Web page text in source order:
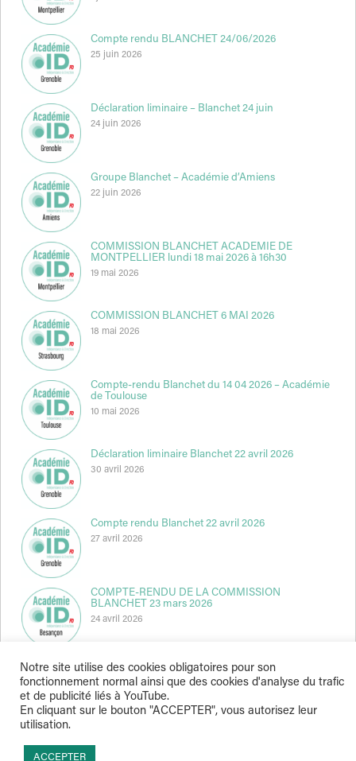
Compte rendu BLANCHET 24/06/2026
25 juin 2026
Déclaration liminaire – Blanchet 24 juin
24 juin 2026
Groupe Blanchet – Académie d’Amiens
22 juin 2026
COMMISSION BLANCHET ACADEMIE DE
MONTPELLIER lundi 18 mai 2026 à 16h30
19 mai 2026
COMMISSION BLANCHET 6 MAI 2026
18 mai 2026
Compte-rendu Blanchet du 14 04 2026 – Académie
de Toulouse
10 mai 2026
Déclaration liminaire Blanchet 22 avril 2026
30 avril 2026
Compte rendu Blanchet 22 avril 2026
27 avril 2026
COMPTE-RENDU DE LA COMMISSION
BLANCHET 23 mars 2026
24 avril 2026
Notre site utilise des cookies obligatoires pour son
fonctionnement normal ainsi que des cookies d'analyse du trafic
et de publicité liés à YouTube.
En cliquant sur le bouton "ACCEPTER", vous autorisez leur
utilisation.
ACCEPTER